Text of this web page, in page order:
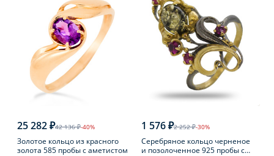
25 282 ₽42 136 ₽-40%
Золотое кольцо из красного
золота 585 пробы с аметистом
1 576 ₽2 252 ₽-30%
Серебряное кольцо черненое
и позолоченное 925 пробы с